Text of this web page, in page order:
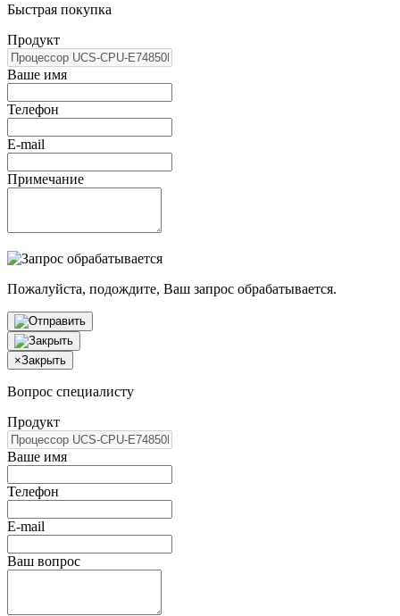
Быстрая покупка
Продукт
Ваше имя
Телефон
E-mail
Примечание
Пожалуйста, подождите, Ваш запрос обрабатывается.
×Закрыть
Вопрос специалисту
Продукт
Ваше имя
Телефон
E-mail
Ваш вопрос